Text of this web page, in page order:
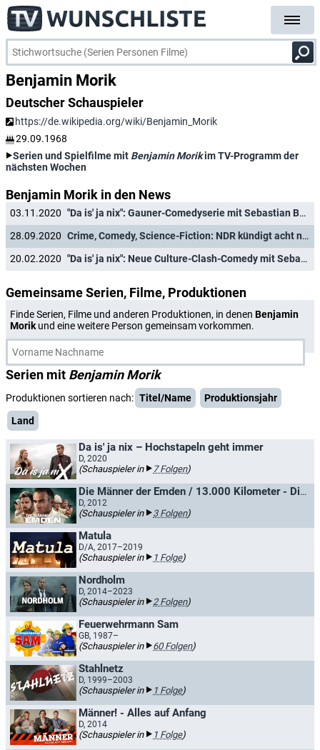
Benjamin Morik
Deutscher Schauspieler
https://de.wikipedia.org/wiki/Benjamin_Morik
29.09.1968
Serien und Spielfilme mit Benjamin Morikim TV-Programm der
nächsten Wochen
Benjamin Morik in den News
03.11.2020
"Da is' ja nix": Gauner-Comedyserie mit Sebastian Bezzel läuft vor Weihnachten
28.09.2020
Crime, Comedy, Science-Fiction: NDR kündigt acht neue Serien an
20.02.2020
"Da is' ja nix": Neue Culture-Clash-Comedy mit Sebastian Bezzel und Johanna Christine Gehlen
Gemeinsame Serien, Filme, Produktionen
Finde Serien, Filme und anderen Produktionen, in denen Benjamin
Morik und eine weitere Person gemeinsam vorkommen.
Serien mit Benjamin Morik
Produktionen sortieren nach: Titel/Name
Produktionsjahr
Land
Da is' ja nix – Hochstapeln geht immer
D, 2020
(Schauspieler in 7 Folgen)
Die Männer der Emden / 13.000 Kilometer - Die Männer der Emden
D, 2012
(Schauspieler in 3 Folgen)
Matula
D/A, 2017–2019
(Schauspieler in 1 Folge)
Nordholm
D, 2014–2023
(Schauspieler in 2 Folgen)
Feuerwehrmann Sam
GB, 1987–
(Schauspieler in 60 Folgen)
Stahlnetz
D, 1999–2003
(Schauspieler in 1 Folge)
Männer! - Alles auf Anfang
D, 2014
(Schauspieler in 1 Folge)